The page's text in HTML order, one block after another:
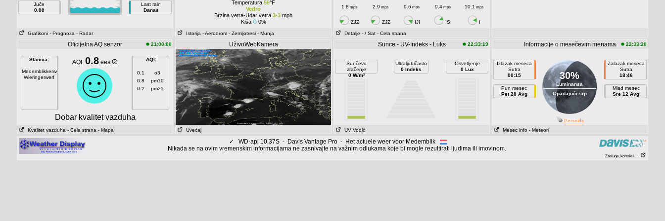
Juče
0.00
Last rain
Danas
Grafikoni - Prognoza - Radar
Temperatura 59°F
Vedro
Brzina vetra-Udar vetra 3-3 mph
Kiša
0%
Istorija - Aerodrom - Zemljotresi - Munja
1.8 mps 2.9 mps 9.6 mps 9.4mps 10.1 mps
ZJZ ZJZ IJI ISI I
Detalje - / Sat - Cela strana
Oficijelna AQ senzor 21:00:00
Stanica:
Medemblikkerweg
Wieringerwerf
AQI: 0.8 eea AQI:
0.1
o3
0.8
pm10
0.2
pm25
Dobar kvalitet vazduha
Kvalitet vazduha - Cela strana - Mapa
UživoWebKamera
Uvećaj
Sunce - UV-Indeks - Luks 22:33:19
Sunčevo
zračenje
0 W/m²
Ultraljubičasto
0 Indeks
Osvetljenje
0 Lux
UV Vodič
Informacije o mesečevim menama 22:33:20
Izlazak meseca
Sutra
00:15
Pun mesec
Pet 28 Avg
30%
Luminansa
Opadajući srp
Zalazak meseca
Sutra
18:46
Mlad mesec
Sre 12 Avg
Perseids
Mesec info - Meteori
✓
WD-api 10.37S - Davis Vantage Pro - Het actuele weer voor Medemblik
Nikada se na ovim vremenskim informacijama ne zasnivajte na važnim odlukama koje bi mogle rezultirati ljudima ili imovinom.
Zasluge, kontakt i . . .